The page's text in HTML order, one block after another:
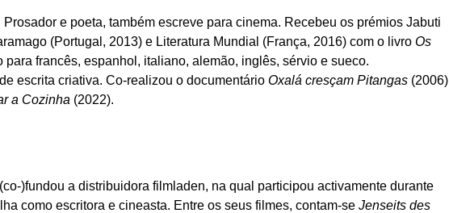
e poeta, também escreve para cinema. Recebeu os prémios Jabuti
(Portugal, 2013) e Literatura Mundial (França, 2016) com o livroOs
para francês, espanhol, italiano, alemão, inglês, sérvio e sueco.
escrita criativa. Co-realizou o documentárioOxalá cresçam Pitangas (2006)
a Cozinha (2022).
)fundou a distribuidora filmladen, na qual participou activamente durante
como escritora e cineasta. Entre os seus filmes, contam-seJenseits des